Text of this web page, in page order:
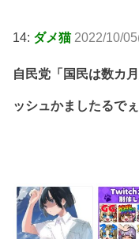
14: ダメ猫 2022/10/
自民党「国民は数カ
ッシュかましたるでぇ